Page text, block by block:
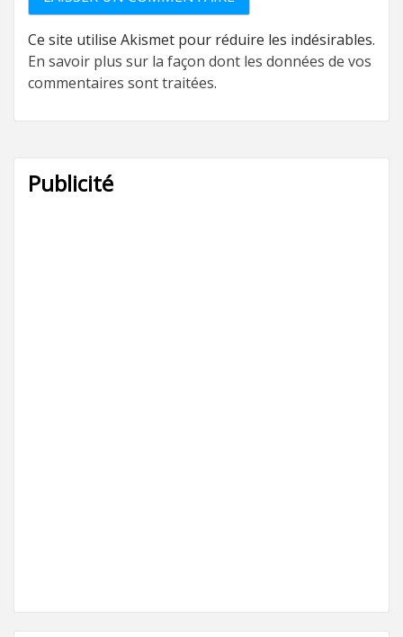
Ce site utilise Akismet pour réduire les indésirables.
En savoir plus sur la façon dont les données de vos
commentaires sont traitées.
Publicité